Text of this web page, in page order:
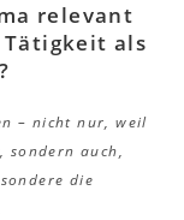
relevant
als
– nicht nur, weil
sondern auch,
die